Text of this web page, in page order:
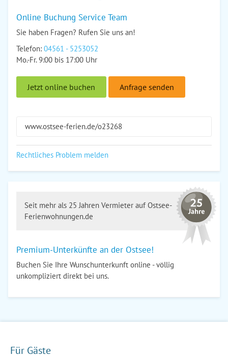
Online Buchung Service Team
Sie haben Fragen? Rufen Sie uns an!
Telefon: 04561 - 5253052
Mo.-Fr. 9:00 bis 17:00 Uhr
Jetzt online buchen Anfrage senden
www.ostsee-ferien.de/o23268
Rechtliches Problem melden
Seit mehr als 25 Jahren Vermieter auf Ostsee-
Ferienwohnungen.de
Premium-Unterkünfte an der Ostsee!
Buchen Sie Ihre Wunschunterkunft online - völlig
unkompliziert direkt bei uns.
Für Gäste